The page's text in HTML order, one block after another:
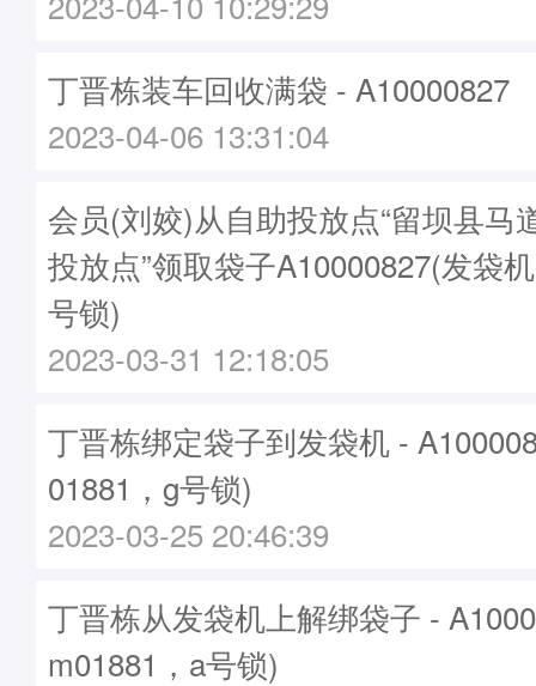
丁晋栋装车回收满袋 - A10000827
2023-04-06 13:31:04
会员(刘姣)从自助投放点“留坝县马
投放点”领取袋子A10000827(发袋
号锁)
2023-03-31 12:18:05
丁晋栋绑定袋子到发袋机 -
01881，g号锁)
2023-03-25 20:46:39
丁晋栋从发袋机上解绑袋子 -
m01881，a号锁)